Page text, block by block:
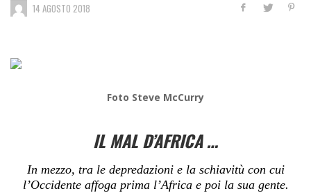
14 AGOSTO 2018
Foto Steve McCurry
IL MAL D’AFRICA …
In mezzo, tra le depredazioni e la schiavitù con cui
l’Occidente affoga prima l’Africa e poi la sua gente.